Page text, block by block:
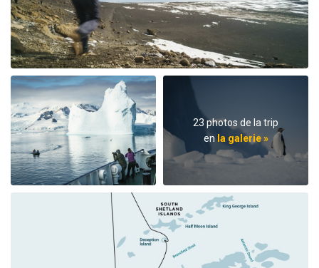
23 photos de la trip
en la galerie »